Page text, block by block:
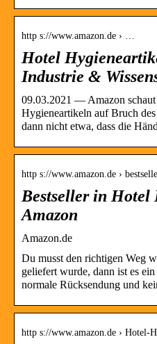
http s://www.amazon.de › …
Hotel
Industrie &
09.03.2021 — Amazon schaut
Hygieneartikeln auf Bruch
dann nicht etwa, dass die
http s://www.amazon.de ›
Bestseller in
Amazon
Amazon.de
Du musst den richtigen Weg
geliefert wurde, dann ist es
normale Rücksendung und
http s://www.amazon.de › Hotel-